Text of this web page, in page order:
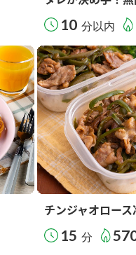
10 分以内
チンジャオロー
15 分